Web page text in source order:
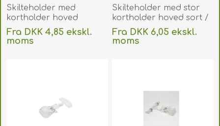
Skilteholder med
kortholder hoved
transparent /
Prisskilteholder
Fra DKK 4,85 ekskl.
moms
Skilteholder med stor
kortholder hoved sort /
Prisskilteholder sort 50
mm. 60270159
Fra DKK 6,05 ekskl.
moms